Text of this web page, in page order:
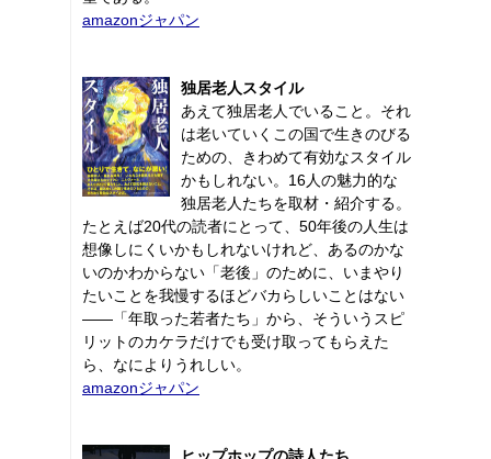
amazonジャパン
独居老人スタイル
あえて独居老人でいること。それ
は老いていくこの国で生きのびる
ための、きわめて有効なスタイル
かもしれない。16人の魅力的な
独居老人たちを取材・紹介する。
たとえば20代の読者にとって、50年後の人生は
想像しにくいかもしれないけれど、あるのかな
いのかわからない「老後」のために、いまやり
たいことを我慢するほどバカらしいことはない
――「年取った若者たち」から、そういうスピ
リットのカケラだけでも受け取ってもらえた
ら、なによりうれしい。
amazonジャパン
ヒップホップの詩人たち